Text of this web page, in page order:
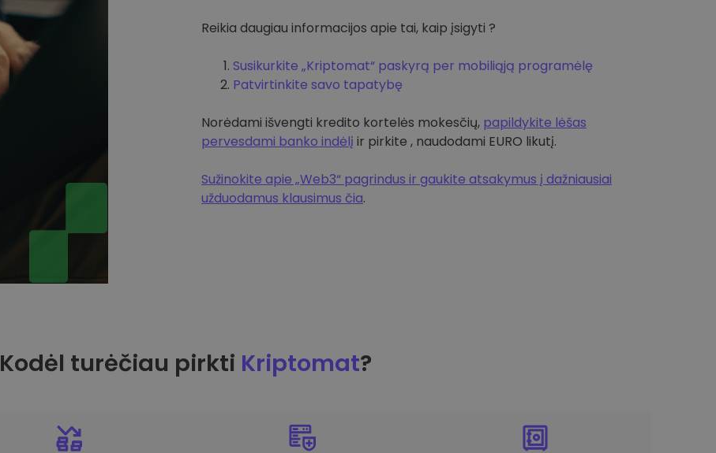
Reikia daugiau informacijos apie tai, kaip įsigyti ?
Susikurkite „Kriptomat“ paskyrą per mobiliąją programėlę
Patvirtinkite savo tapatybę
Norėdami išvengti kredito kortelės mokesčių, papildykite lėšas
pervesdami banko indėlį ir pirkite , naudodami EURO likutį.
Sužinokite apie „Web3“ pagrindus ir gaukite atsakymus į dažniausiai
užduodamus klausimus čia.
Kodėl turėčiau pirkti Kriptomat?